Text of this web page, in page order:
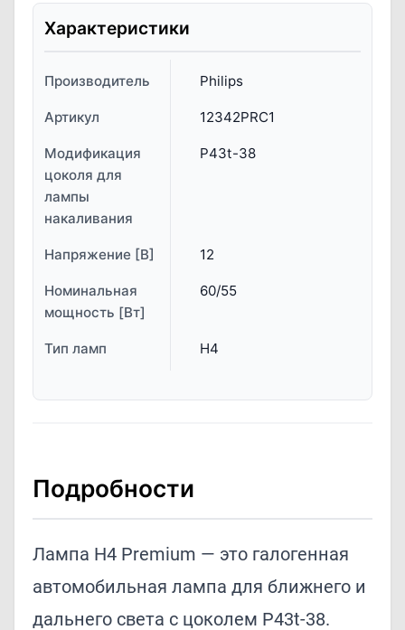
Характеристики
Производитель Philips
Артикул 12342PRC1
Модификация
цоколя для
лампы
накаливания
P43t-38
Напряжение [В] 12
Номинальная
мощность [Вт]
60/55
Тип ламп H4
Подробности
Лампа H4 Premium — это галогенная
автомобильная лампа для ближнего и
дальнего света с цоколем P43t-38.